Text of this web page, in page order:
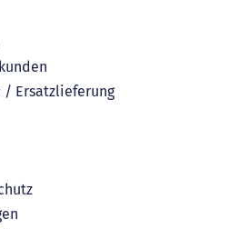
Ersatzlieferung